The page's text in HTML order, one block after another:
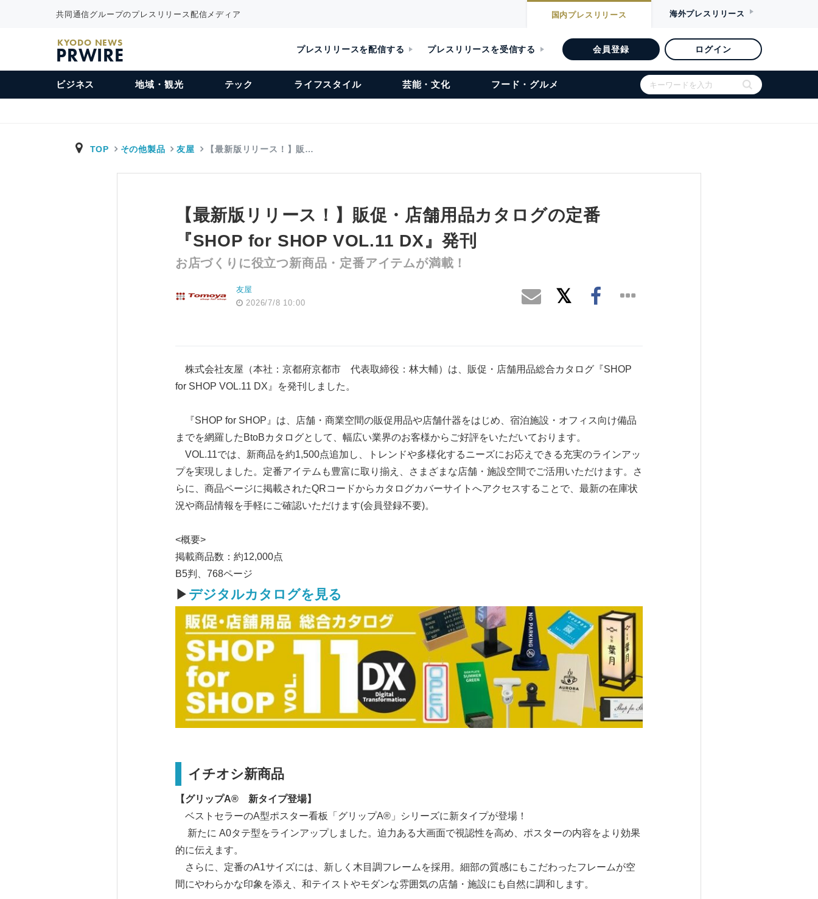
共同通信グループのプレスリリース配信メディア 国内プレスリリース 海外プレスリリース
KYODO NEWS
PRWIRE プレスリリースを配信する プレスリリースを受信する 会員登録 ログイン
ビジネス 地域・観光 テック ライフスタイル 芸能・文化 フード・グルメ
TOP その他製品 友屋 【最新版リリース！】販…
【最新版リリース！】販促・店舗用品カタログの定番
『SHOP for SHOP VOL.11 DX』発刊
お店づくりに役立つ新商品・定番アイテムが満載！
友屋
2026/7/8 10:00
株式会社友屋（本社：京都府京都市 代表取締役：林大輔）は、販促・店舗用品総合カタログ『SHOP
for SHOP VOL.11 DX』を発刊しました。
『SHOP for SHOP』は、店舗・商業空間の販促用品や店舗什器をはじめ、宿泊施設・オフィス向け備品
までを網羅したBtoBカタログとして、幅広い業界のお客様からご好評をいただいております。
VOL.11では、新商品を約1,500点追加し、トレンドや多様化するニーズにお応えできる充実のラインアッ
プを実現しました。定番アイテムも豊富に取り揃え、さまざまな店舗・施設空間でご活用いただけます。さ
らに、商品ページに掲載されたQRコードからカタログカバーサイトへアクセスすることで、最新の在庫状
況や商品情報を手軽にご確認いただけます(会員登録不要)。
<概要>
掲載商品数：約12,000点
B5判、768ページ
▶ デジタルカタログを見る
イチオシ新商品
【グリップA® 新タイプ登場】
ベストセラーのA型ポスター看板「グリップA®」シリーズに新タイプが登場！
新たに A0タテ型をラインアップしました。迫力ある大画面で視認性を高め、ポスターの内容をより効果
的に伝えます。
さらに、定番のA1サイズには、新しく木目調フレームを採用。細部の質感にもこだわったフレームが空
間にやわらかな印象を添え、和テイストやモダンな雰囲気の店舗・施設にも自然に調和します。